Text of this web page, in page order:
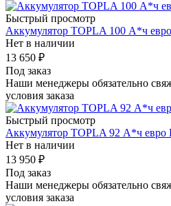
Быстрый просмотр
Аккумулятор TOPLA 100 А*ч
Нет в наличии
13 650 ₽
Под заказ
Наши менеджеры обязательно
условия заказа
Быстрый просмотр
Аккумулятор TOPLA 92 А*ч евро
Нет в наличии
13 950 ₽
Под заказ
Наши менеджеры обязательно
условия заказа